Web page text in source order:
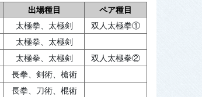
出場種目
ペア種目
太極拳、太極剣
双人太極拳①
太極拳、太極剣
太極拳、太極剣
双人太極拳②
長拳、剣術、槍術
長拳、刀術、棍術